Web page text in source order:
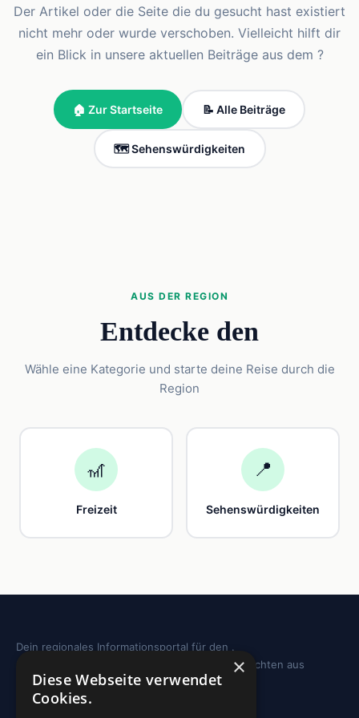
Der Artikel oder die Seite die du gesucht hast existiert
nicht mehr oder wurde verschoben. Vielleicht hilft dir
ein Blick in unsere aktuellen Beiträge aus dem ?
🏠 Zur Startseite 📝 Alle Beiträge
🗺️ Sehenswürdigkeiten
AUS DER REGION
Entdecke den
Wähle eine Kategorie und starte deine Reise durch die
Region
🎢
Freizeit
📍
Sehenswürdigkeiten
Dein regionales Informationsportal für den .
Sehenswürdigkeiten, Ausflugstipps und Geschichten aus
deiner Region.
×
Diese Webseite verwendet
Cookies.